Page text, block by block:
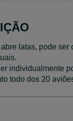
latas, pode
individualmente
todo dos 20